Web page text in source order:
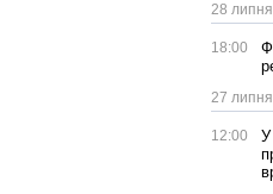
28 липня
18:00
27 липня
12:00
У